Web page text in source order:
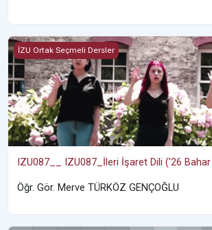
IZU087__ IZU087_İleri İşaret Dili ('26 Bahar
İZU Ortak Seçmeli Dersler
IZU087__ IZU087_İleri İşaret Dili ('26
Öğr. Gör. Merve TÜRKÖZ GENÇOĞLU